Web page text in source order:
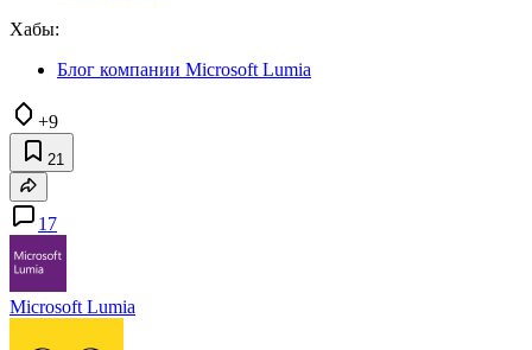
Хабы:
Блог компании Microsoft Lumia
+9
21
17
Microsoft Lumia